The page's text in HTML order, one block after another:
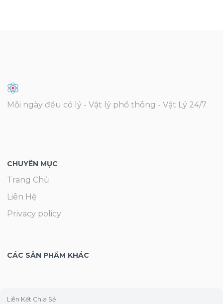
Mỗi ngày đều có lý - Vật lý phổ thông - Vật Lý 24/7.
CHUYÊN MỤC
Trang Chủ
Liên Hệ
Privacy policy
CÁC SẢN PHẨM KHÁC
Liên Kết Chia Sẻ